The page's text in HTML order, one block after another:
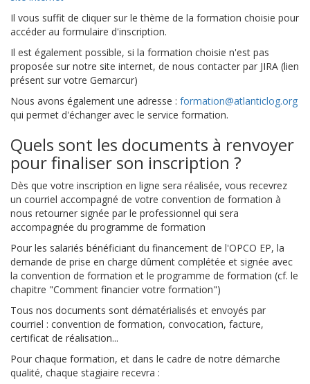
Il vous suffit de cliquer sur le thème de la formation choisie pour
accéder au formulaire d'inscription.
Il est également possible, si la formation choisie n'est pas
proposée sur notre site internet, de nous contacter par JIRA (lien
présent sur votre Gemarcur)
Nous avons également une adresse : formation@atlanticlog.org
qui permet d'échanger avec le service formation.
Quels sont les documents à renvoyer
pour finaliser son inscription ?
Dès que votre inscription en ligne sera réalisée, vous recevrez
un courriel accompagné de votre convention de formation à
nous retourner signée par le professionnel qui sera
accompagnée du programme de formation
Pour les salariés bénéficiant du financement de l'OPCO EP, la
demande de prise en charge dûment complétée et signée avec
la convention de formation et le programme de formation (cf. le
chapitre "Comment financier votre formation")
Tous nos documents sont dématérialisés et envoyés par
courriel : convention de formation, convocation, facture,
certificat de réalisation...
Pour chaque formation, et dans le cadre de notre démarche
qualité, chaque stagiaire recevra :